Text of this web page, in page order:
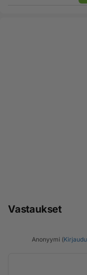
Vastaukset
Anonyymi (Kirjaudu